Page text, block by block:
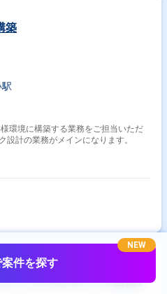
築
環境に構築する業務をご担当いただ
設計の業務がメインになります。
ート)】SEサポート/運用資
件を探す
NEW